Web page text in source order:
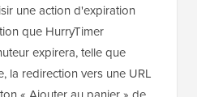
une action d'expiration
que HurryTimer
expirera, telle que
la redirection vers une URL